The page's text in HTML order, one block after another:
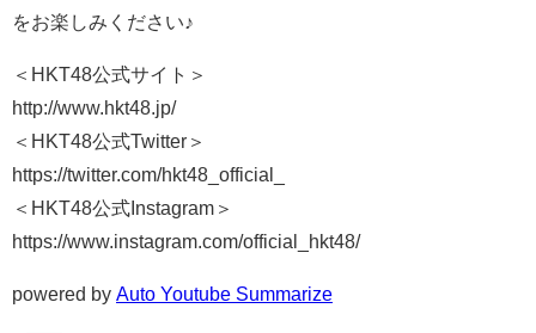
をお楽しみください♪
＜HKT48公式サイト＞
http://www.hkt48.jp/
＜HKT48公式Twitter＞
https://twitter.com/hkt48_official_
＜HKT48公式Instagram＞
https://www.instagram.com/official_hkt48/
powered by Auto Youtube Summarize